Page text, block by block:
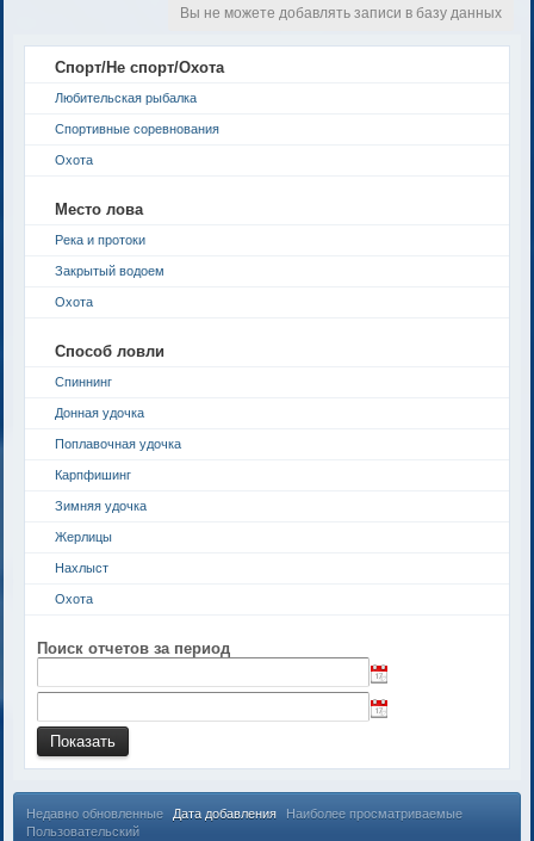
Вы не можете добавлять записи в базу данных
Спорт/Не спорт/Охота
Любительская рыбалка
Спортивные соревнования
Охота
Место лова
Река и протоки
Закрытый водоем
Охота
Способ ловли
Спиннинг
Донная удочка
Поплавочная удочка
Карпфишинг
Зимняя удочка
Жерлицы
Нахлыст
Охота
Поиск отчетов за период
Недавно обновленные Дата добавления
Наиболее просматриваемые
Пользовательский